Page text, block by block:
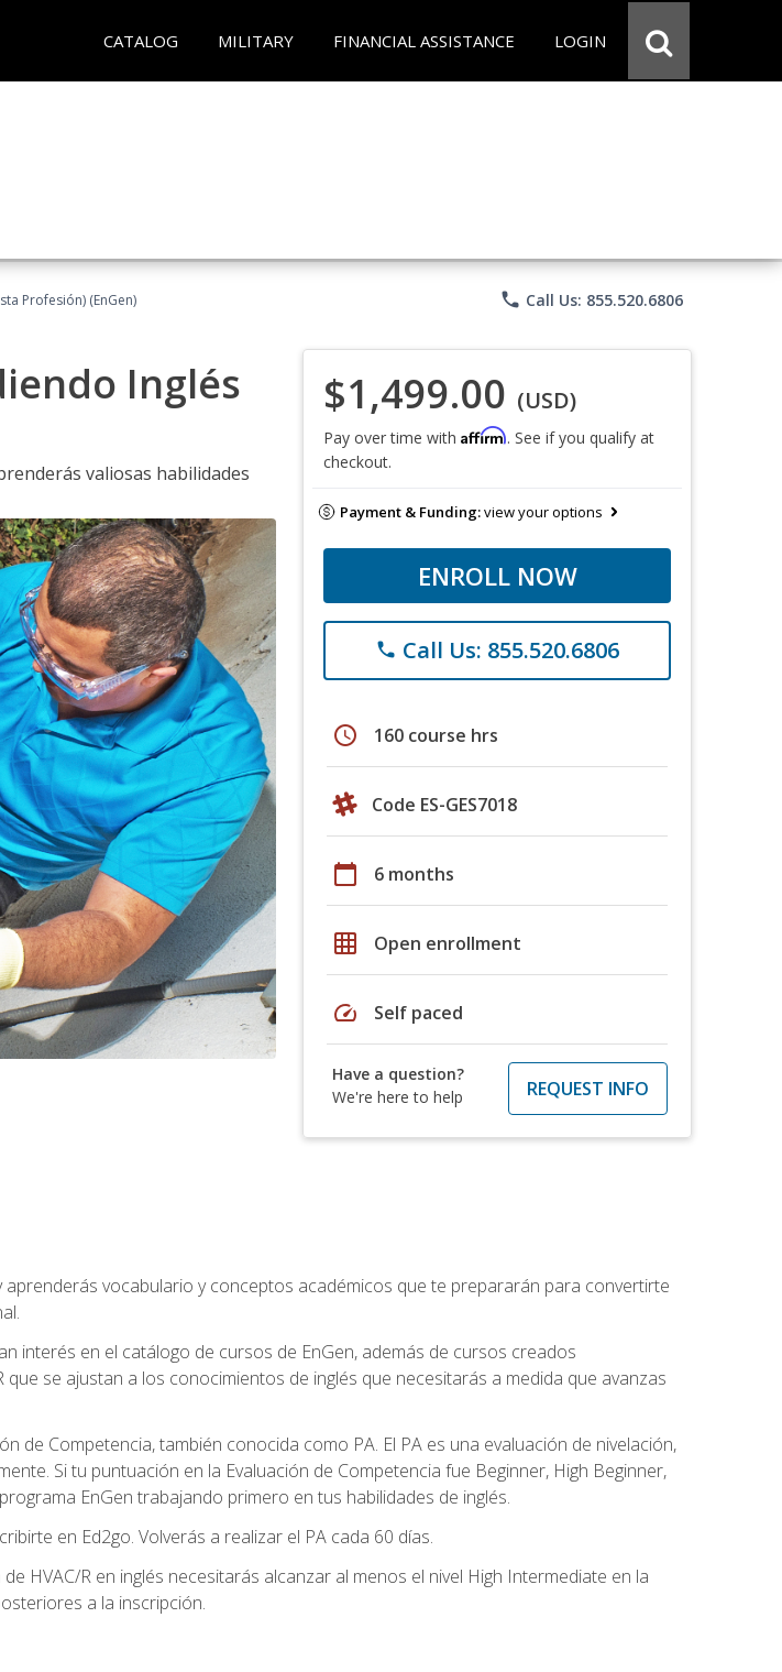
CATALOG MILITARY FINANCIAL ASSISTANCE LOGIN
Profesión) (EnGen) phone Call Us: 855.520.6806
Inglés
valiosas habilidades
$1,499.00 (USD)
Pay over time with Affirm. See if you qualify at
checkout.
Payment & Funding:view your options
ENROLL NOW
phone Call Us: 855.520.6806
schedule 160 course hrs
Code ES-GES7018
calendar_today 6 months
grid_on Open enrollment
speed Self paced
Have a question?
We're here to help
REQUEST INFO
aprenderás vocabulario y conceptos académicos que te prepararán para convertirte
interés en el catálogo de cursos de EnGen, además de cursos creados
se ajustan a los conocimientos de inglés que necesitarás a medida que avanzas
de Competencia, también conocida como PA. El PA es una evaluación de nivelación,
Si tu puntuación en la Evaluación de Competencia fue Beginner, High Beginner,
EnGen trabajando primero en tus habilidades de inglés.
en Ed2go. Volverás a realizar el PA cada 60 días.
HVAC/R en inglés necesitarás alcanzar al menos el nivel High Intermediate en la
a la inscripción.